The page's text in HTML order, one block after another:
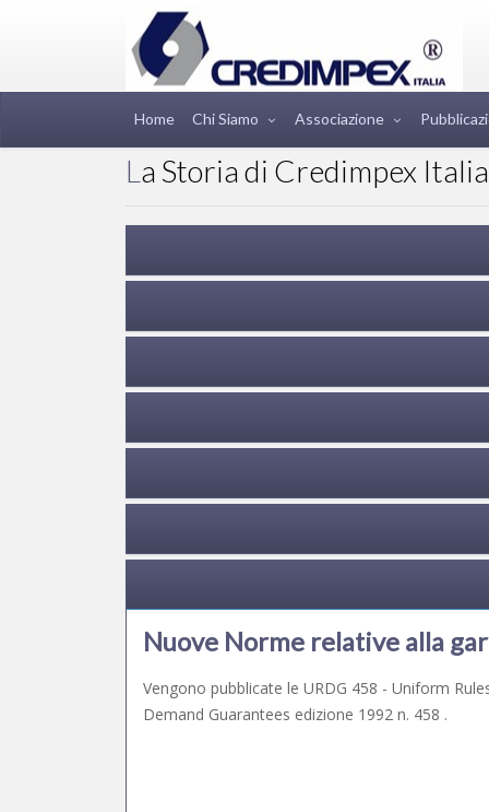
Home Chi Siamo Associazione
La Storia di Credimpex Italia
Nuove Norme relative alla
Vengono pubblicate le URDG 458 - Uniform
Demand Guarantees edizione 1992 n. 458 .